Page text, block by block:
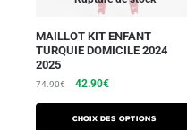
MAILLOT KIT ENFANT
TURQUIE DOMICILE 2024
2025
74.90€ 42.90€
Choix des options